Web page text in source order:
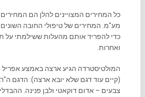
כל המחירים המצויינים להלן הם המחירים
מע"מ. המחירים של טיפולי החובה
כדי להפריד אותם מהעלות ששילמתי על
ואחרות.
צבעים – אדום דוקאטי ולבן פנינה.